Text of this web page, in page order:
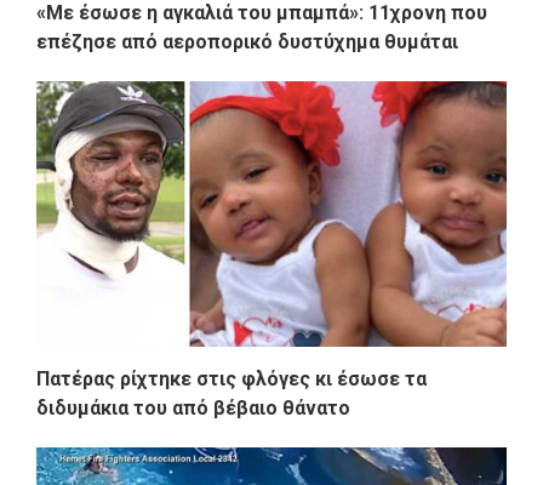
«Με έσωσε η αγκαλιά του μπαμπά»: 11χρονη που
επέζησε από αεροπορικό δυστύχημα θυμάται
Πατέρας ρίχτηκε στις φλόγες κι έσωσε τα
διδυμάκια του από βέβαιο θάνατο